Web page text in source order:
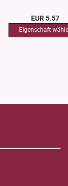
EUR 5.57